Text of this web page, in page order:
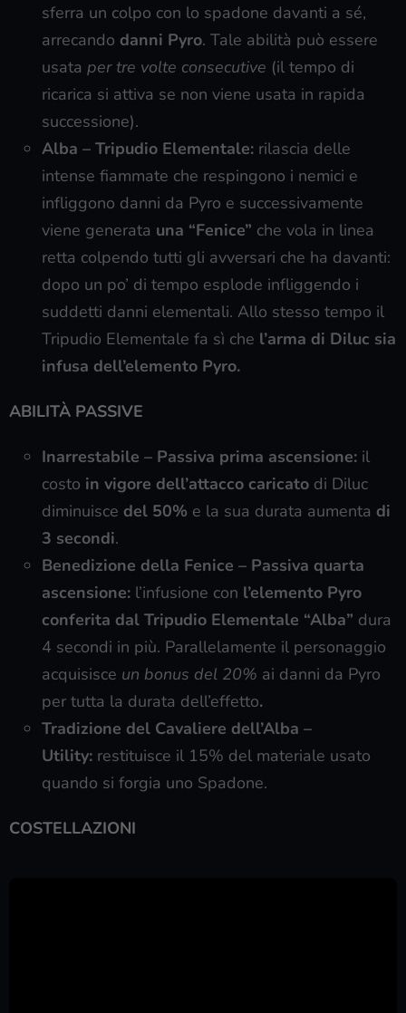
sferra un colpo con lo spadone davanti a sé,
arrecando danni Pyro. Tale abilità può essere
usata per tre volte consecutive (il tempo di
ricarica si attiva se non viene usata in rapida
successione).
Alba – Tripudio Elementale: rilascia delle
intense fiammate che respingono i nemici e
infliggono danni da Pyro e successivamente
viene generata una “Fenice” che vola in linea
retta colpendo tutti gli avversari che ha davanti:
dopo un po’ di tempo esplode infliggendo i
suddetti danni elementali. Allo stesso tempo il
Tripudio Elementale fa sì che l’arma di Diluc sia
infusa dell’elemento Pyro.
ABILITÀ PASSIVE
Inarrestabile – Passiva prima ascensione: il
costo in vigore dell’attacco caricato di Diluc
diminuisce del 50% e la sua durata aumenta di
3 secondi.
Benedizione della Fenice – Passiva quarta
ascensione: l’infusione con l’elemento Pyro
conferita dal Tripudio Elementale “Alba” dura
4 secondi in più. Parallelamente il personaggio
acquisisce un bonus del 20% ai danni da Pyro
per tutta la durata dell’effetto.
Tradizione del Cavaliere dell’Alba –
Utility: restituisce il 15% del materiale usato
quando si forgia uno Spadone.
COSTELLAZIONI